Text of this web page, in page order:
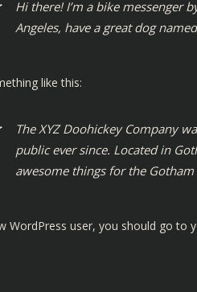
Hi there! I’m a bike messenger
Angeles, have a great dog
like this:
The XYZ Doohickey Company
public ever since. Located in
awesome things for the
WordPress user, you should go to